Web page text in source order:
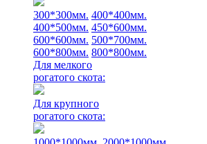
300*300мм. 400*400мм.
400*500мм. 450*600мм.
600*600мм. 500*700мм.
600*800мм. 800*800мм.
Для мелкого
рогатого скота:
Для крупного
рогатого скота: